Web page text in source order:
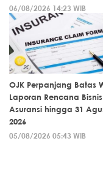
06/08/2026 14:23 WIB
OJK Perpanjang Batas
Laporan Rencana Bisnis
Asuransi hingga 31
2026
05/08/2026 05:43 WIB